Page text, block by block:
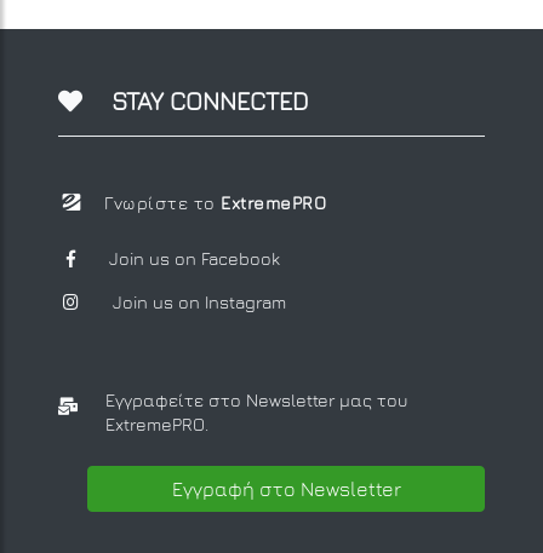
STAY CONNECTED
Γνωρίστε το ExtremePRO
Join us on Facebook
Join us on Instagram
Εγγραφείτε στο Newsletter μας του
ExtremePRO.
Εγγραφή στο Newsletter